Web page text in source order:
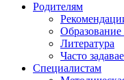
Родителям
Литература
Часто
Специалистам